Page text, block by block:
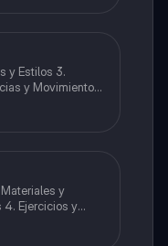
y Estilos 3.
y Movimientos
Desarrollo
y Referencias
y
4. Ejercicios y
y